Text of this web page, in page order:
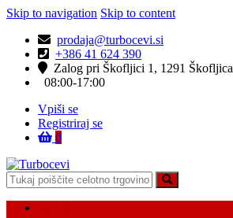
Skip to navigation Skip to content
prodaja@turbocevi.si
+386 41 624 390
Zalog pri Škofljici 1, 1291 Škofljica
08:00-17:00
Vpiši se
Registriraj se
0
Turbocevi
Turbo ideal – turbo cevi